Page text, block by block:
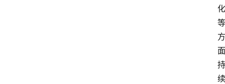
化
等
方
面
持
续